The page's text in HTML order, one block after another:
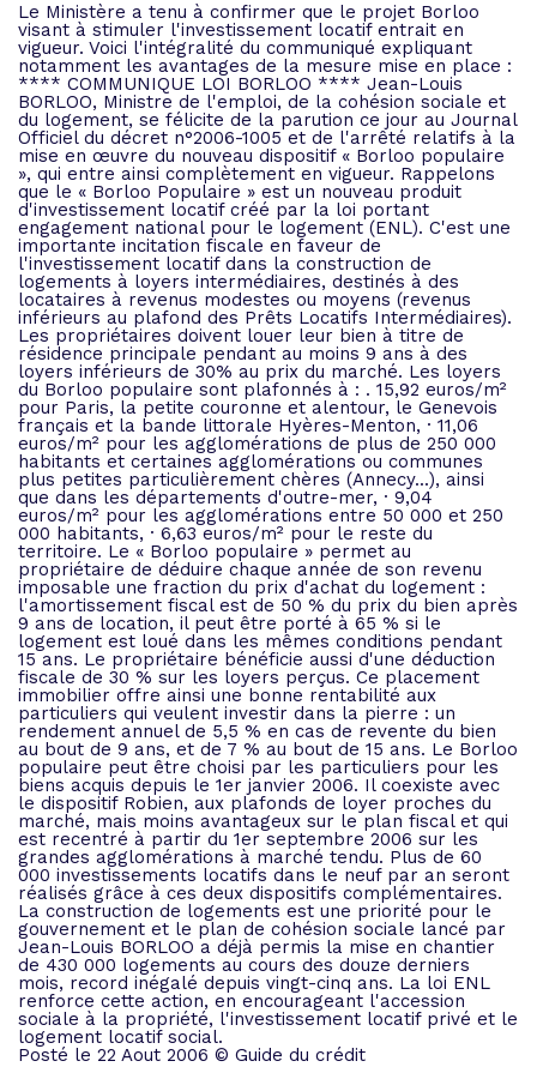
Le Ministère a tenu à confirmer que le projet Borloo
visant à stimuler l'investissement locatif entrait en
vigueur. Voici l'intégralité du communiqué expliquant
notamment les avantages de la mesure mise en place :
**** COMMUNIQUE LOI BORLOO **** Jean-Louis
BORLOO, Ministre de l'emploi, de la cohésion sociale et
du logement, se félicite de la parution ce jour au Journal
Officiel du décret n°2006-1005 et de l'arrêté relatifs à la
mise en œuvre du nouveau dispositif « Borloo populaire
», qui entre ainsi complètement en vigueur. Rappelons
que le « Borloo Populaire » est un nouveau produit
d'investissement locatif créé par la loi portant
engagement national pour le logement (ENL). C'est une
importante incitation fiscale en faveur de
l'investissement locatif dans la construction de
logements à loyers intermédiaires, destinés à des
locataires à revenus modestes ou moyens (revenus
inférieurs au plafond des Prêts Locatifs Intermédiaires).
Les propriétaires doivent louer leur bien à titre de
résidence principale pendant au moins 9 ans à des
loyers inférieurs de 30% au prix du marché. Les loyers
du Borloo populaire sont plafonnés à : . 15,92 euros/m²
pour Paris, la petite couronne et alentour, le Genevois
français et la bande littorale Hyères-Menton, · 11,06
euros/m² pour les agglomérations de plus de 250 000
habitants et certaines agglomérations ou communes
plus petites particulièrement chères (Annecy...), ainsi
que dans les départements d'outre-mer, · 9,04
euros/m² pour les agglomérations entre 50 000 et 250
000 habitants, · 6,63 euros/m² pour le reste du
territoire. Le « Borloo populaire » permet au
propriétaire de déduire chaque année de son revenu
imposable une fraction du prix d'achat du logement :
l'amortissement fiscal est de 50 % du prix du bien après
9 ans de location, il peut être porté à 65 % si le
logement est loué dans les mêmes conditions pendant
15 ans. Le propriétaire bénéficie aussi d'une déduction
fiscale de 30 % sur les loyers perçus. Ce placement
immobilier offre ainsi une bonne rentabilité aux
particuliers qui veulent investir dans la pierre : un
rendement annuel de 5,5 % en cas de revente du bien
au bout de 9 ans, et de 7 % au bout de 15 ans. Le Borloo
populaire peut être choisi par les particuliers pour les
biens acquis depuis le 1er janvier 2006. Il coexiste avec
le dispositif Robien, aux plafonds de loyer proches du
marché, mais moins avantageux sur le plan fiscal et qui
est recentré à partir du 1er septembre 2006 sur les
grandes agglomérations à marché tendu. Plus de 60
000 investissements locatifs dans le neuf par an seront
réalisés grâce à ces deux dispositifs complémentaires.
La construction de logements est une priorité pour le
gouvernement et le plan de cohésion sociale lancé par
Jean-Louis BORLOO a déjà permis la mise en chantier
de 430 000 logements au cours des douze derniers
mois, record inégalé depuis vingt-cinq ans. La loi ENL
renforce cette action, en encourageant l'accession
sociale à la propriété, l'investissement locatif privé et le
logement locatif social.
Posté le 22 Aout 2006 © Guide du crédit